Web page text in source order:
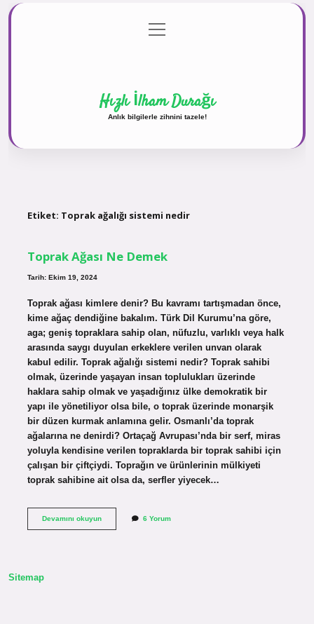
Gizlilik Politikası
menüyü
aç
Hızlı İlham Durağı
Anlık bilgilerle zihnini tazele!
Etiket: Toprak ağalığı sistemi nedir
Toprak Ağası Ne Demek
Tarih: Ekim 19, 2024
Toprak ağası kimlere denir? Bu kavramı tartışmadan önce,
kime ağaç dendiğine bakalım. Türk Dil Kurumu’na göre,
aga; geniş topraklara sahip olan, nüfuzlu, varlıklı veya halk
arasında saygı duyulan erkeklere verilen unvan olarak
kabul edilir. Toprak ağalığı sistemi nedir? Toprak sahibi
olmak, üzerinde yaşayan insan toplulukları üzerinde
haklara sahip olmak ve yaşadığınız ülke demokratik bir
yapı ile yönetiliyor olsa bile, o toprak üzerinde monarşik
bir düzen kurmak anlamına gelir. Osmanlı’da toprak
ağalarına ne denirdi? Ortaçağ Avrupası’nda bir serf, miras
yoluyla kendisine verilen topraklarda bir toprak sahibi için
çalışan bir çiftçiydi. Toprağın ve ürünlerinin mülkiyeti
toprak sahibine ait olsa da, serfler yiyecek…
Devamını okuyunToprak
6 Yorum
Sitemap